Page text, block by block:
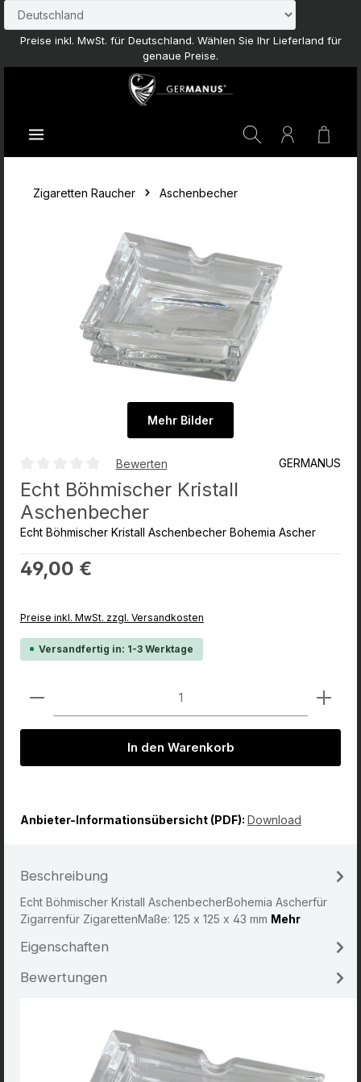
Zum Hauptinhalt springen
Preise inkl. MwSt. für Deutschland. Wählen Sie Ihr Lieferland für
genaue Preise.
Zigaretten Raucher Aschenbecher
Mehr Bilder
Durchschnittliche Bewertung von 0 von 5 Sternen
Bewerten GERMANUS
Echt Böhmischer Kristall
Aschenbecher
Echt Böhmischer Kristall Aschenbecher Bohemia Ascher
Regulärer Preis:
49,00 €
Preise inkl. MwSt. zzgl. Versandkosten
Versandfertig in: 1-3 Werktage
Produkt Anzahl: Gib den gewünschten Wert ein
In den Warenkorb
Anbieter-Informationsübersicht (PDF): Download
Beschreibung
Echt Böhmischer Kristall AschenbecherBohemia Ascherfür
Zigarrenfür ZigarettenMaße: 125 x 125 x 43 mm Mehr
Eigenschaften
Bewertungen